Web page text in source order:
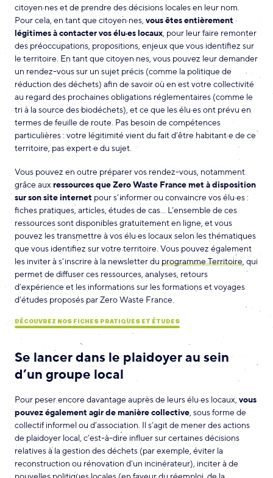
citoyen·nes et de prendre des décisions locales en leur nom.
Pour cela, en tant que citoyen·nes, vous êtes entièrement
légitimes à contacter vos élu·es locaux , pour leur faire remonter
des préoccupations, propositions, enjeux que vous identifiez sur
le territoire. En tant que citoyen·nes, vous pouvez leur demander
un rendez-vous sur un sujet précis (comme la politique de
réduction des déchets) afin de savoir où en est votre collectivité
au regard des prochaines obligations réglementaires (comme le
tri à la source des biodéchets), et ce que les élu·es ont prévu en
termes de feuille de route. Pas besoin de compétences
particulières : votre légitimité vient du fait d’être habitant·e de ce
territoire, pas expert·e du sujet.
Vous pouvez en outre préparer vos rendez-vous, notamment
grâce aux ressources que Zero Waste France met à disposition
sur son site internet pour s’informer ou convaincre vos élu·es :
fiches pratiques, articles, études de cas… L’ensemble de ces
ressources sont disponibles gratuitement en ligne, et vous
pouvez les transmettre à vos élu·es locaux selon les thématiques
que vous identifiez sur votre territoire. Vous pouvez également
les inviter à s’inscrire à la newsletter du programme Territoire , qui
permet de diffuser ces ressources, analyses, retours
d’expérience et les informations sur les formations et voyages
d’études proposés par Zero Waste France.
DÉCOUVREZ NOS FICHES PRATIQUES ET ÉTUDES
Se lancer dans le plaidoyer au sein
d’un groupe local
Pour peser encore davantage auprès de leurs élu·es locaux, vous
pouvez également agir de manière collective, sous forme de
collectif informel ou d’association. Il s’agit de mener des actions
de plaidoyer local, c’est-à-dire influer sur certaines décisions
relatives à la gestion des déchets (par exemple, éviter la
reconstruction ou rénovation d’un incinérateur), inciter à de